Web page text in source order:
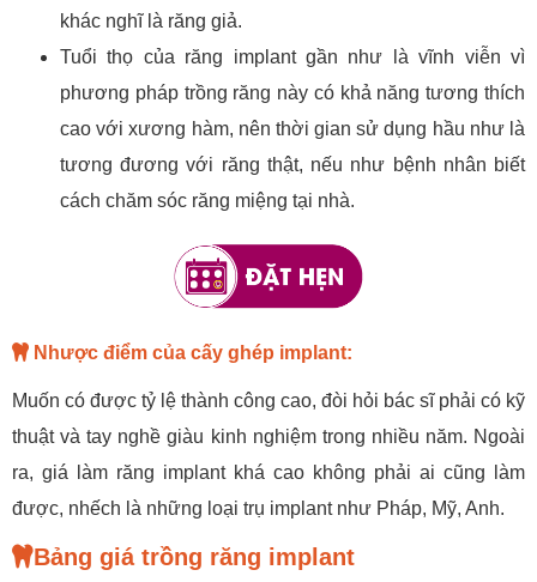
khác nghĩ là răng giả.
Tuổi thọ của răng implant gần như là vĩnh viễn vì
phương pháp trồng răng này có khả năng tương thích
cao với xương hàm, nên thời gian sử dụng hầu như là
tương đương với răng thật, nếu như bệnh nhân biết
cách chăm sóc răng miệng tại nhà.
Nhược điểm của cấy ghép implant:
Muốn có được tỷ lệ thành công cao, đòi hỏi bác sĩ phải có kỹ
thuật và tay nghề giàu kinh nghiệm trong nhiều năm. Ngoài
ra, giá làm răng implant khá cao không phải ai cũng làm
được, nhếch là những loại trụ implant như Pháp, Mỹ, Anh.
Bảng giá trồng răng implant